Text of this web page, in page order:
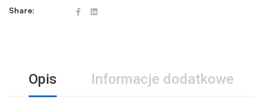
Share:
Opis Informacje dodatkowe